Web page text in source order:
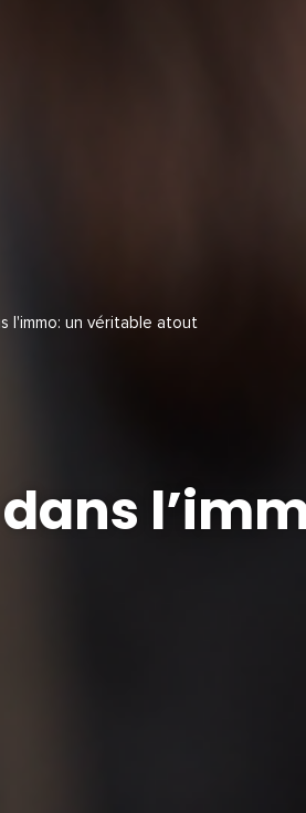
l'immo: un véritable atout